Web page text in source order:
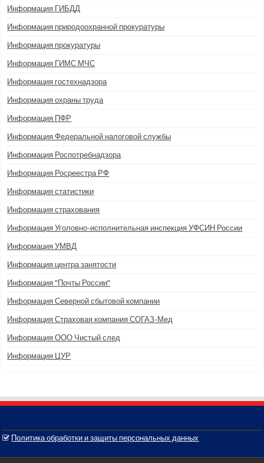
Информация ГИБДД
Информация природоохранной прокуратуры
Информация прокуратуры
Информация ГИМС МЧС
Информация гостехнадзора
Информация охраны труда
Информация ПФР
Информация Федеральной налоговой службы
Информация Роспотребнадзора
Информация Росреестра РФ
Информация статистики
Информация страхования
Информация Уголовно-исполнительная инспекция УФСИН России
Информация УМВД
Информация центра занятости
Информация “Почты России”
Информация Северной сбытовой компании
Информация Страховая компания СОГАЗ-Мед
Информация ООО Чистый след
Информация ЦУР
Политика обработки и защиты персональных данных